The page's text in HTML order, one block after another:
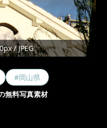
/ JPEG
#岡山県
無料写真素材